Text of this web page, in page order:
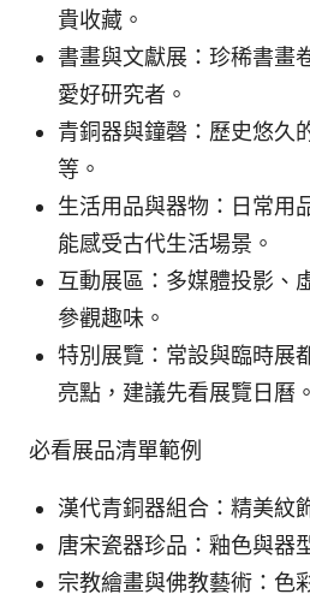
貴收藏。
書畫與文獻展：珍稀書畫
愛好研究者。
青銅器與鐘磬：歷史悠久
等。
生活用品與器物：日常用
能感受古代生活場景。
互動展區：多媒體投影、
參觀趣味。
特別展覽：常設與臨時展
亮點，建議先看展覽日曆。
必看展品清單範例
漢代青銅器組合：精美紋
唐宋瓷器珍品：釉色與器
宗教繪畫與佛教藝術：色